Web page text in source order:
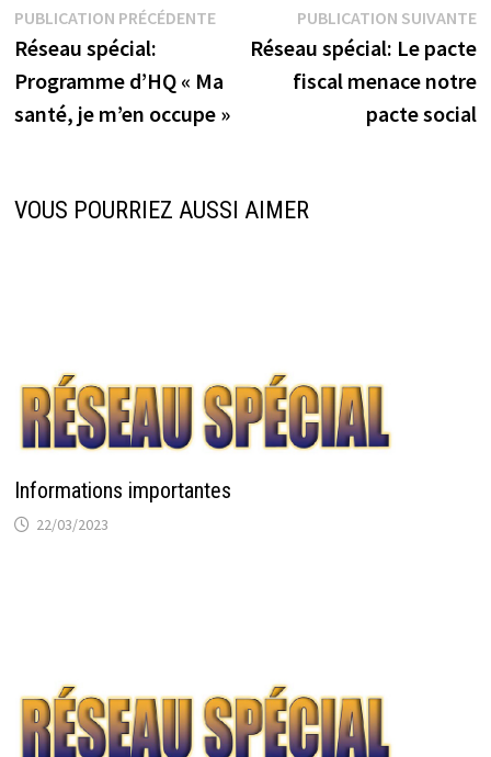
Navigation
de
l’article
PUBLICATION PRÉCÉDENTEPublication
précédente :
Réseau spécial:
Programme d’HQ « Ma
santé, je m’en occupe »
PUBLICATION SUIVANTE
Réseau spécial: Le pacte
fiscal menace notre
pacte social
VOUS POURRIEZ AUSSI AIMER
Informations importantes
22/03/2023